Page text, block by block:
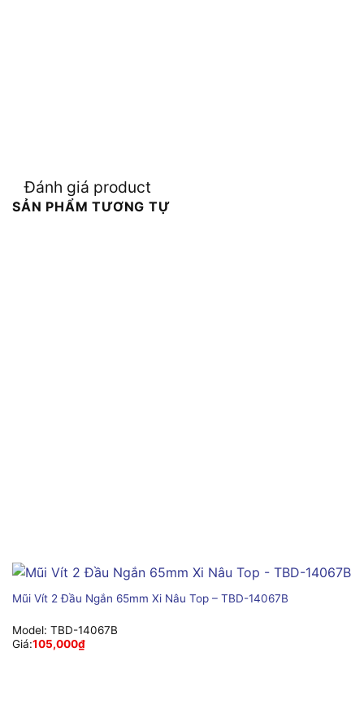
Đánh giá product
SẢN PHẨM TƯƠNG TỰ
Mũi Vít 2 Đầu Ngắn 65mm Xi Nâu Top – TBD-14067B
Model: TBD-14067B
Giá:105,000₫